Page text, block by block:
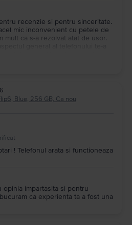
recenzie si pentru sinceritate.
mic inconvenient cu petele de
mult ca s-a rezolvat atat de usor.
uita ca telefonul beneficiaza de
Blue, 256 GB, Ca nou
! Telefonul arata si functioneaza
opinia impartasita si pentru
ca experienta ta a fost una